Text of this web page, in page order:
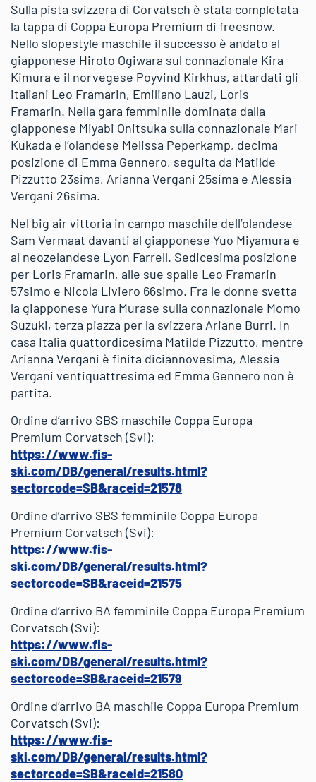
Sulla pista svizzera di Corvatsch è stata completata
la tappa di Coppa Europa Premium di freesnow.
Nello slopestyle maschile il successo è andato al
giapponese Hiroto Ogiwara sul connazionale Kira
Kimura e il norvegese Poyvind Kirkhus, attardati gli
italiani Leo Framarin, Emiliano Lauzi, Loris
Framarin. Nella gara femminile dominata dalla
giapponese Miyabi Onitsuka sulla connazionale Mari
Kukada e l’olandese Melissa Peperkamp, decima
posizione di Emma Gennero, seguita da Matilde
Pizzutto 23sima, Arianna Vergani 25sima e Alessia
Vergani 26sima.
Nel big air vittoria in campo maschile dell’olandese
Sam Vermaat davanti al giapponese Yuo Miyamura e
al neozelandese Lyon Farrell. Sedicesima posizione
per Loris Framarin, alle sue spalle Leo Framarin
57simo e Nicola Liviero 66simo. Fra le donne svetta
la giapponese Yura Murase sulla connazionale Momo
Suzuki, terza piazza per la svizzera Ariane Burri. In
casa Italia quattordicesima Matilde Pizzutto, mentre
Arianna Vergani è finita diciannovesima, Alessia
Vergani ventiquattresima ed Emma Gennero non è
partita.
Ordine d’arrivo SBS maschile Coppa Europa
Premium Corvatsch (Svi):
https://www.fis-
ski.com/DB/general/results.html?
sectorcode=SB&raceid=21578
Ordine d’arrivo SBS femminile Coppa Europa
Premium Corvatsch (Svi):
https://www.fis-
ski.com/DB/general/results.html?
sectorcode=SB&raceid=21575
Ordine d’arrivo BA femminile Coppa Europa Premium
Corvatsch (Svi):
https://www.fis-
ski.com/DB/general/results.html?
sectorcode=SB&raceid=21579
Ordine d’arrivo BA maschile Coppa Europa Premium
Corvatsch (Svi):
https://www.fis-
ski.com/DB/general/results.html?
sectorcode=SB&raceid=21580